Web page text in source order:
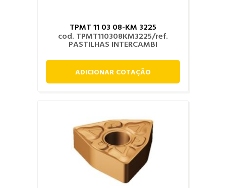
TPMT 11 03 08-KM 3225
cod. TPMT110308KM3225/ref.
PASTILHAS INTERCAMBI
ADICIONAR COTAÇÃO